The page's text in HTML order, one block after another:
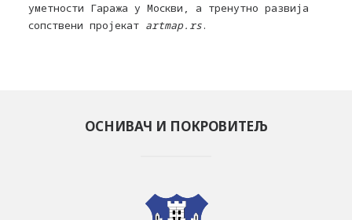
уметности Гаража у Москви, а тренутно развија
сопствени пројекат artmap.rs.
ОСНИВАЧ И ПОКРОВИТЕЉ